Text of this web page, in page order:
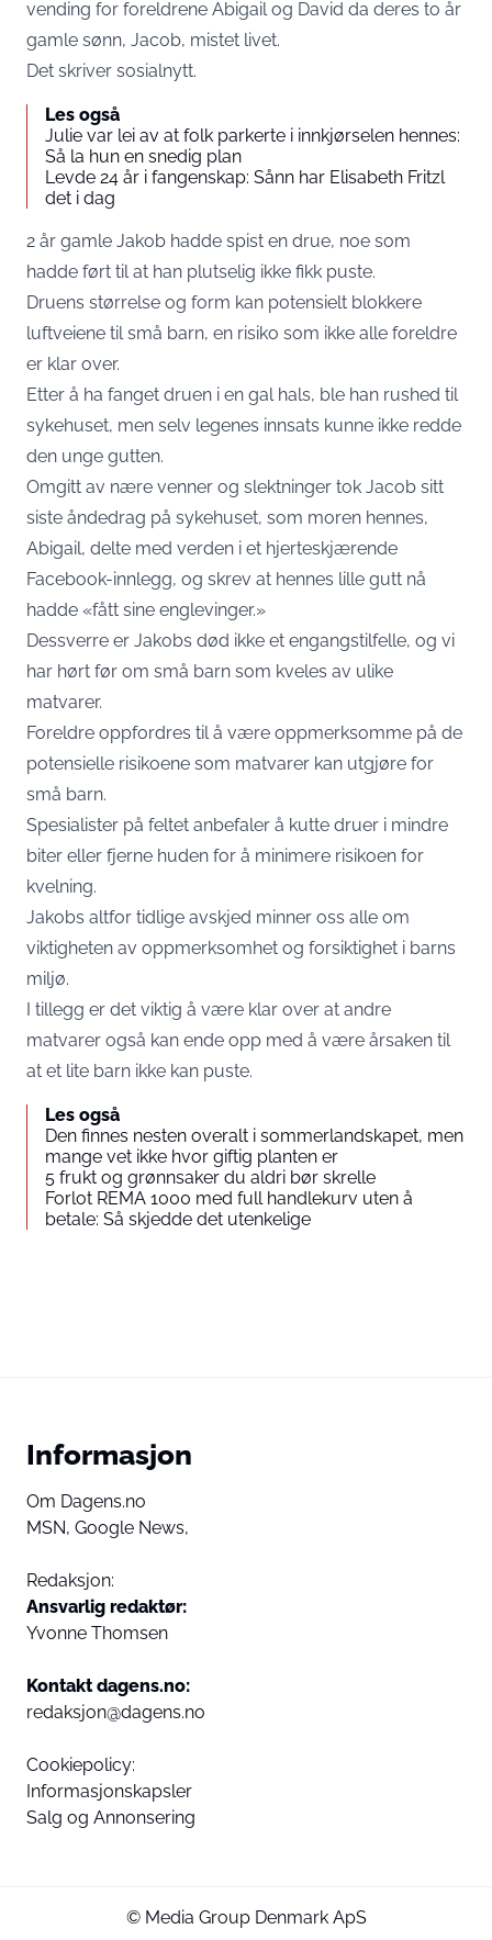
vending for foreldrene Abigail og David da deres to år
gamle sønn, Jacob, mistet livet.
Det skriver sosialnytt.
Les også
Julie var lei av at folk parkerte i innkjørselen hennes:
Så la hun en snedig plan
Levde 24 år i fangenskap: Sånn har Elisabeth Fritzl
det i dag
2 år gamle Jakob hadde spist en drue, noe som
hadde ført til at han plutselig ikke fikk puste.
Druens størrelse og form kan potensielt blokkere
luftveiene til små barn, en risiko som ikke alle foreldre
er klar over.
Etter å ha fanget druen i en gal hals, ble han rushed til
sykehuset, men selv legenes innsats kunne ikke redde
den unge gutten.
Omgitt av nære venner og slektninger tok Jacob sitt
siste åndedrag på sykehuset, som moren hennes,
Abigail, delte med verden i et hjerteskjærende
Facebook-innlegg, og skrev at hennes lille gutt nå
hadde «fått sine englevinger.»
Dessverre er Jakobs død ikke et engangstilfelle, og vi
har hørt før om små barn som kveles av ulike
matvarer.
Foreldre oppfordres til å være oppmerksomme på de
potensielle risikoene som matvarer kan utgjøre for
små barn.
Spesialister på feltet anbefaler å kutte druer i mindre
biter eller fjerne huden for å minimere risikoen for
kvelning.
Jakobs altfor tidlige avskjed minner oss alle om
viktigheten av oppmerksomhet og forsiktighet i barns
miljø.
I tillegg er det viktig å være klar over at andre
matvarer også kan ende opp med å være årsaken til
at et lite barn ikke kan puste.
Les også
Den finnes nesten overalt i sommerlandskapet, men
mange vet ikke hvor giftig planten er
5 frukt og grønnsaker du aldri bør skrelle
Forlot REMA 1000 med full handlekurv uten å
betale: Så skjedde det utenkelige
Informasjon
Om Dagens.no
MSN, Google News,
Redaksjon:
Ansvarlig redaktør:
Yvonne Thomsen
Kontakt dagens.no:
redaksjon@dagens.no
Cookiepolicy:
Informasjonskapsler
Salg og Annonsering
© Media Group Denmark ApS